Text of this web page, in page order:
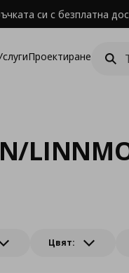
си с безплатна
Проектиране
Цвят: